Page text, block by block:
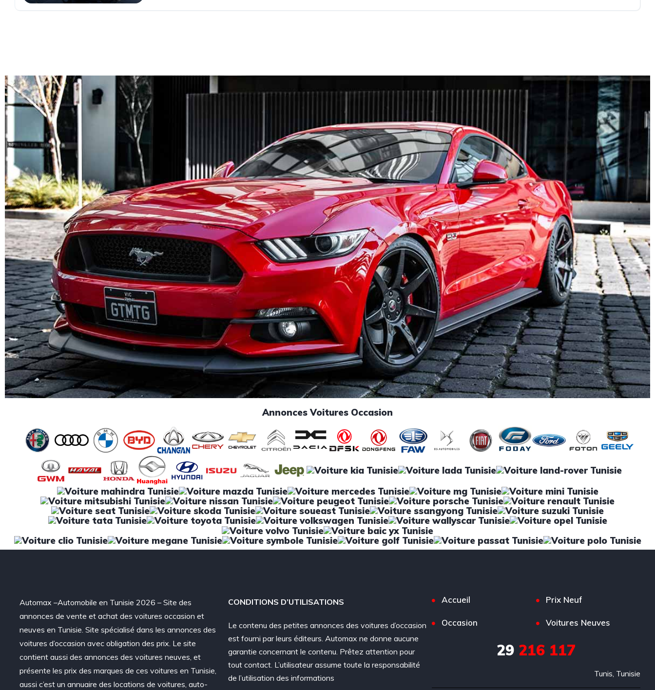
Annonces Voitures Occasion
Automax –Automobile en Tunisie 2026 – Site des
annonces de vente et achat des voitures occasion et
neuves en Tunisie. Site spécialisé dans les annonces des
voitures d’occasion avec obligation des prix. Le site
contient aussi des annonces des voitures neuves, et
présente les prix des marques de ces voitures en Tunisie,
aussi c’est un annuaire des locations de voitures, auto-
CONDITIONS D’UTILISATIONS
Le contenu des petites annonces des voitures d’occasion
est fourni par leurs éditeurs. Automax ne donne aucune
garantie concernant le contenu. Prêtez attention pour
tout contact. L’utilisateur assume toute la responsabilité
de l’utilisation des informations
Accueil Prix Neuf
Occasion Voitures Neuves
29216 117
Tunis, Tunisie